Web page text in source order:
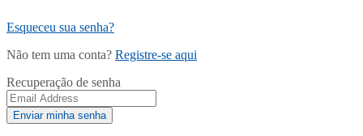
Esqueceu sua senha?
Não tem uma conta? Registre-se aqui
Recuperação de senha